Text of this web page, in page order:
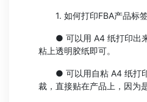
1. 如何打印FBA产品标
● 可以用 A4 纸打印出来
粘上透明胶纸即可。
● 可以用自粘 A4 纸打印
裁，直接贴在产品上，因为